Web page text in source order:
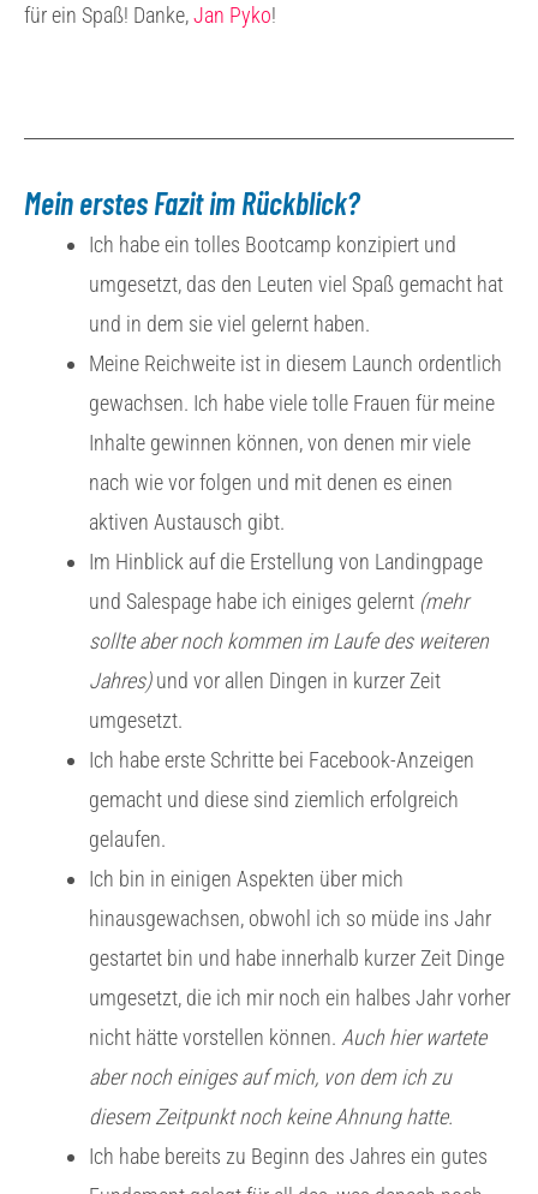
für ein Spaß! Danke,Jan Pyko!
Mein erstes Fazit im Rückblick?
Ich habe ein tolles Bootcamp konzipiert und
umgesetzt, das den Leuten viel Spaß gemacht hat
und in dem sie viel gelernt haben.
Meine Reichweite ist in diesem Launch ordentlich
gewachsen. Ich habe viele tolle Frauen für meine
Inhalte gewinnen können, von denen mir viele
nach wie vor folgen und mit denen es einen
aktiven Austausch gibt.
Im Hinblick auf die Erstellung von Landingpage
und Salespage habe ich einiges gelernt (mehr
sollte aber noch kommen im Laufe des weiteren
Jahres)und vor allen Dingen in kurzer Zeit
umgesetzt.
Ich habe erste Schritte bei Facebook-Anzeigen
gemacht und diese sind ziemlich erfolgreich
gelaufen.
Ich bin in einigen Aspekten über mich
hinausgewachsen, obwohl ich so müde ins Jahr
gestartet bin und habe innerhalb kurzer Zeit Dinge
umgesetzt, die ich mir noch ein halbes Jahr vorher
nicht hätte vorstellen können. Auch hier wartete
aber noch einiges auf mich, von dem ich zu
diesem Zeitpunkt noch keine Ahnung hatte.
Ich habe bereits zu Beginn des Jahres ein gutes